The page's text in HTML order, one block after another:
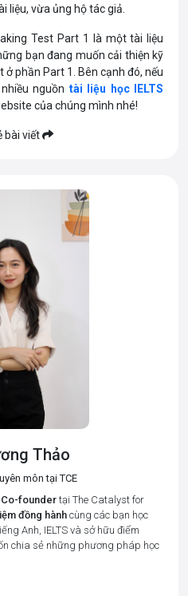
liệu, vừa ủng hộ tác giả.
Test Part 1 là một tài liệu
bạn đang muốn cải thiện kỹ
ở phần Part 1. Bên cạnh đó, nếu
nguồn tài liệu học IELTS
của chúng mình nhé!
bài viết
Thảo
môn tại TCE
Co-foundertại The Catalyst for
đồng hànhcùng các bạn học
Anh, IELTS và sở hữu điểm
chia sẻ những phương pháp học